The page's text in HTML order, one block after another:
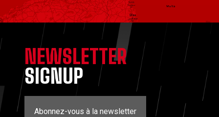
NEWSLETTER
SIGNUP
Abonnez-vous à la newsletter